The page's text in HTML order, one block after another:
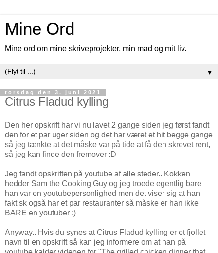
Mine Ord
Mine ord om mine skriveprojekter, min mad og mit liv.
▼
torsdag den 3. juni 2021
Citrus Fladud kylling
Den her opskrift har vi nu lavet 2 gange siden jeg først fandt
den for et par uger siden og det har været et hit begge gange
så jeg tænkte at det måske var på tide at få den skrevet rent,
så jeg kan finde den fremover :D
Jeg fandt opskriften på youtube af alle steder.. Kokken
hedder Sam the Cooking Guy og jeg troede egentlig bare
han var en youtubepersonlighed men det viser sig at han
faktisk også har et par restauranter så måske er han ikke
BARE en youtuber :)
Anyway.. Hvis du synes at Citrus Fladud kylling er et fjollet
navn til en opskrift så kan jeg informere om at han på